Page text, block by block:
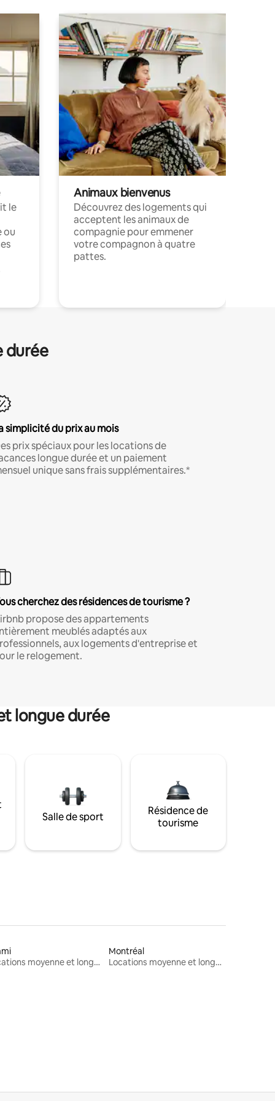
le
ou
Animaux bienvenus
Découvrez des logements qui
acceptent les animaux de
compagnie pour emmener
votre compagnon à quatre
pattes.
durée
simplicité du prix au mois
prix spéciaux pour les locations de
longue durée et un paiement
unique sans frais supplémentaires.*
cherchez des résidences de tourisme ?
propose des appartements
meublés adaptés aux
aux logements d'entreprise et
le relogement.
longue durée
Salle de sport
Résidence de
tourisme
Locations moyenne et longue durée
Montréal
Locations moyenne et longue durée